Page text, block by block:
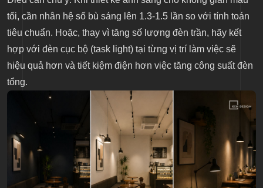
tối, cần nhân hệ số bù sáng lên 1.3-1.5 lần so với tính toán
tiêu chuẩn. Hoặc, thay vì tăng số lượng đèn trần, hãy kết
hợp với đèn cục bộ (task light) tại từng vị trí làm việc sẽ
hiệu quả hơn và tiết kiệm điện hơn việc tăng công suất đèn
tổng.